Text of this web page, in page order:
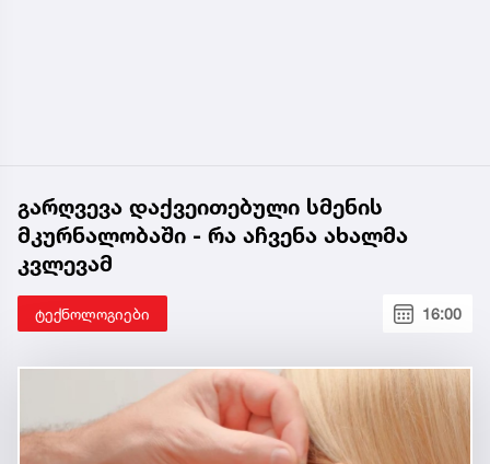
გარღვევა დაქვეითებული სმენის
მკურნალობაში - რა აჩვენა ახალმა
კვლევამ
ტექნოლოგიები 16:00